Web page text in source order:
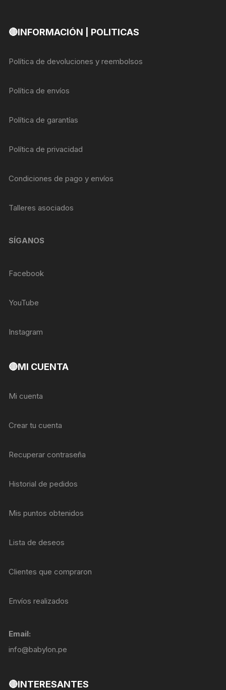
🔴INFORMACIÓN | POLITICAS
Política de devoluciones y reembolsos
Política de envíos
Política de garantías
Política de privacidad
Condiciones de pago y envíos
Talleres asociados
SÍGANOS
Facebook
YouTube
Instagram
🔴MI CUENTA
Mi cuenta
Crear tu cuenta
Recuperar contraseña
Historial de pedidos
Mis puntos obtenidos
Lista de deseos
Clientes que compraron
Envíos realizados
Email:
info@babylon.pe
🔴INTERESANTES